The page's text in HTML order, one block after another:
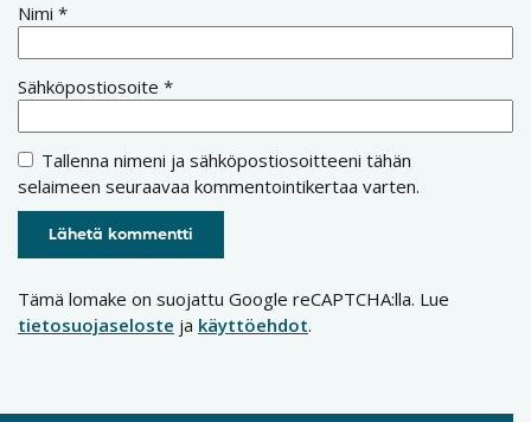
Nimi *
Sähköpostiosoite *
Tallenna nimeni ja sähköpostiosoitteeni tähän
selaimeen seuraavaa kommentointikertaa varten.
Tämä lomake on suojattu Google reCAPTCHA:lla. Lue
tietosuojaseloste ja käyttöehdot.